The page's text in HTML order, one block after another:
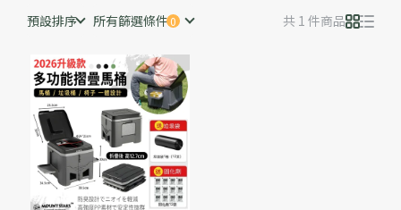
預設排序 所有篩選條件 共 1 件商品